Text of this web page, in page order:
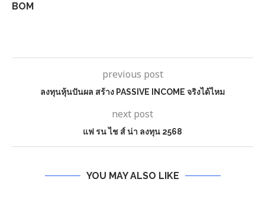
BOM
previous post
ลงทุนหุ้นปันผล สร้าง PASSIVE INCOME จริงได้ไหม
next post
แฟ รน ไช ส์ น่า ลงทุน 2568
YOU MAY ALSO LIKE